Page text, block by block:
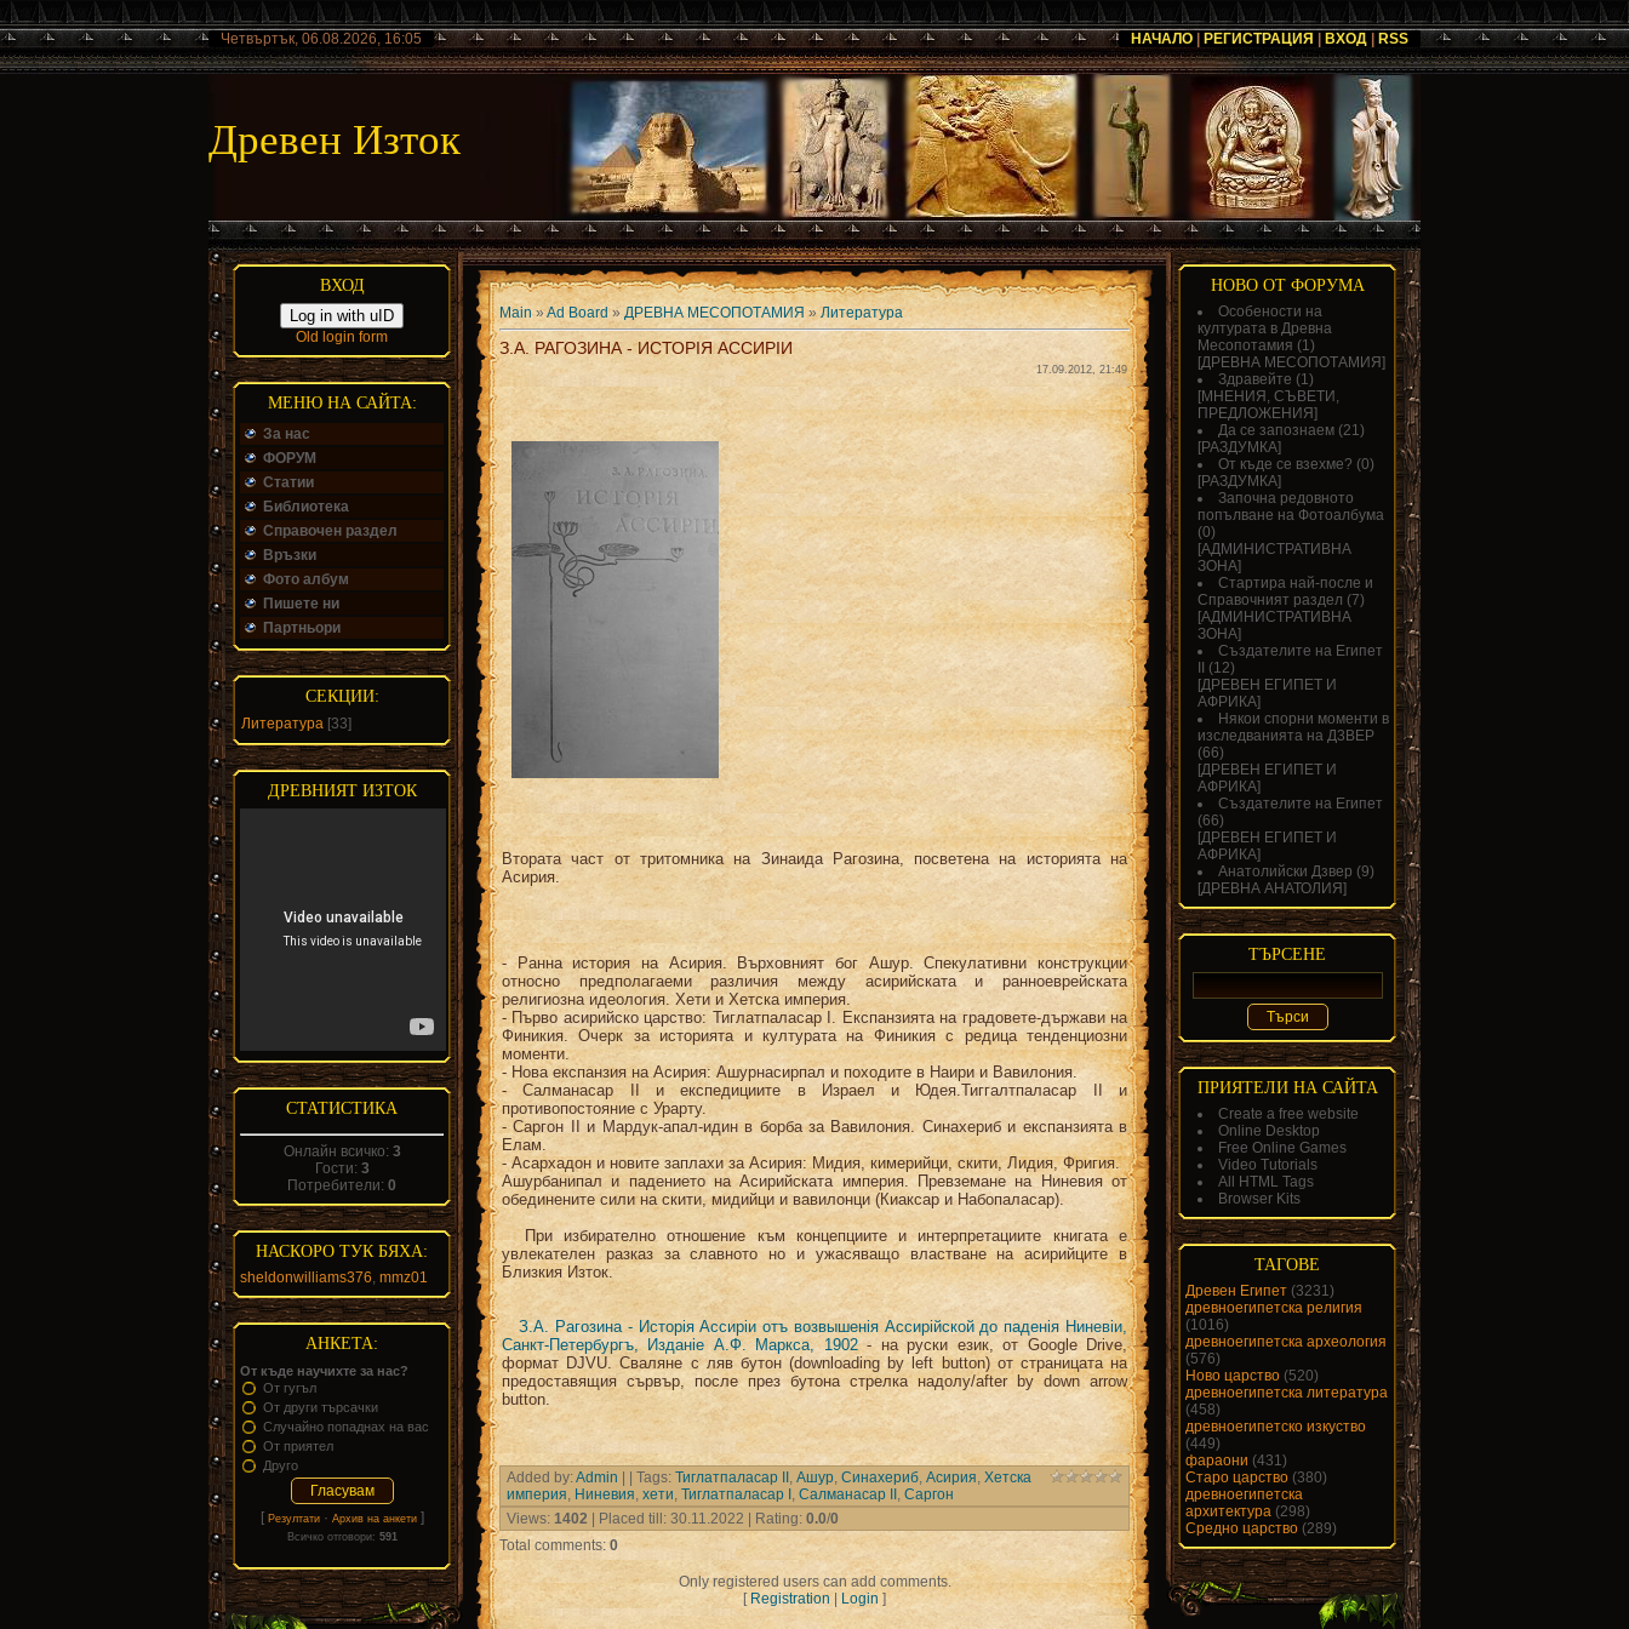
Четвъртък, 06.08.2026, 16:05 НАЧАЛО РЕГИСТРАЦИЯ ВХОД RSS
Древен Изток
ВХОД
Log in with uID
Old login form
МЕНЮ НА САЙТА:
За нас
ФОРУМ
Статии
Библиотека
Справочен раздел
Връзки
Фото албум
Пишете ни
Партньори
СЕКЦИИ:
Литература [33]
ДРЕВНИЯТ ИЗТОК
СТАТИСТИКА
Онлайн всичко: 3
Гости: 3
Потребители: 0
НАСКОРО ТУК БЯХА:
sheldonwilliams376, mmz01
АНКЕТА:
От къде научихте за нас?
От гугъл
От други търсачки
Случайно попаднах на вас
От приятел
Друго
[ Резултати· Архив на анкети]
Всичко отговори: 591
Main»Ad Board» ДРЕВНА МЕСОПОТАМИЯ » Литература
З.А. РАГОЗИНА - ИСТОРIЯ АССИРIИ
17.09.2012, 21:49
Втората част от тритомника на Зинаида Рагозина, посветена на историята на
Асирия.
- Ранна история на Асирия. Върховният бог Ашур. Спекулативни конструкции
относно предполагаеми различия между асирийската и ранноеврейската
религиозна идеология. Хети и Хетска империя.
- Първо асирийско царство: Тиглатпаласар I. Експанзията на градовете-държави на
Финикия. Очерк за историята и културата на Финикия с редица тенденциозни
моменти.
- Нова експанзия на Асирия: Ашурнасирпал и походите в Наири и Вавилония.
- Салманасар II и експедициите в Израел и Юдея.Тиггалтпаласар II и
противопостояние с Урарту.
- Саргон II и Мардук-апал-идин в борба за Вавилония. Синахериб и експанзията в
Елам.
- Асархадон и новите заплахи за Асирия: Мидия, кимерийци, скити, Лидия, Фригия.
Ашурбанипал и падението на Асирийската империя. Превземане на Ниневия от
обединените сили на скити, мидийци и вавилонци (Киаксар и Набопаласар).
При избирателно отношение към концепциите и интерпретациите книгата е
увлекателен разказ за славното но и ужасяващо властване на асирийците в
Близкия Изток.
З.А. Рагозина - Исторiя Ассирiи отъ возвышенiя Ассирiйской до паденiя Ниневiи,
Санкт-Петербургъ, Изданiе А.Ф. Маркса, 1902- на руски език, от Google Drive,
формат DJVU. Сваляне с ляв бутон (downloading by left button) от страницата на
предоставящия сървър, после през бутона стрелка надолу/after by down arrow
button.
Added by:Admin Tags: Тиглатпаласар II , Ашур, Синахериб, Асирия, Хетска
империя, Ниневия, хети, Тиглатпаласар I , Салманасар II , Саргон
Views: 1402 Placed till : 30.11.2022 | Rating: 0.0/0
Total comments: 0
Only registered users can add comments.
[ Registration| Login ]
НОВО ОТ ФОРУМА
Особености на
културата в Древна
Месопотамия (1)
[ДРЕВНА МЕСОПОТАМИЯ]
Здравейте (1)
[МНЕНИЯ, СЪВЕТИ,
ПРЕДЛОЖЕНИЯ]
Да се запознаем (21)
[РАЗДУМКА]
От къде се взехме? (0)
[РАЗДУМКА]
Започна редовното
попълване на Фотоалбума
(0)
[АДМИНИСТРАТИВНА
ЗОНА]
Стартира най-после и
Справочният раздел (7)
[АДМИНИСТРАТИВНА
ЗОНА]
Създателите на Египет
(12)
[ДРЕВЕН ЕГИПЕТ И
АФРИКА]
Някои спорни моменти в
изследванията на Д3ВЕР
(66)
[ДРЕВЕН ЕГИПЕТ И
АФРИКА]
Създателите на Египет
(66)
[ДРЕВЕН ЕГИПЕТ И
АФРИКА]
Анатолийски Дзвер (9)
[ДРЕВНА АНАТОЛИЯ]
ТЪРСЕНЕ
ПРИЯТЕЛИ НА САЙТА
Create a free website
Online Desktop
Free Online Games
Video Tutorials
All HTML Tags
Browser Kits
ТАГОВЕ
Древен Египет (3231)
древноегипетска религия
(1016)
древноегипетска археология
(576)
Ново царство (520)
древноегипетска литература
(458)
древноегипетско изкуство
(449)
фараони (431)
Старо царство (380)
древноегипетска
архитектура (298)
Средно царство (289)